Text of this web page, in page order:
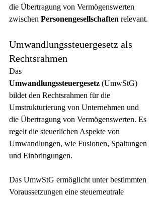
die Übertragung von Vermögenswerten
zwischen Personengesellschaften relevant.
Umwandlungssteuergesetz als
Rechtsrahmen
Das
Umwandlungssteuergesetz (UmwStG)
bildet den Rechtsrahmen für die
Umstrukturierung von Unternehmen und
die Übertragung von Vermögenswerten. Es
regelt die steuerlichen Aspekte von
Umwandlungen, wie Fusionen, Spaltungen
und Einbringungen.
Das UmwStG ermöglicht unter bestimmten
Voraussetzungen eine steuerneutrale